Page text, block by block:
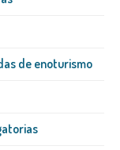
de enoturismo